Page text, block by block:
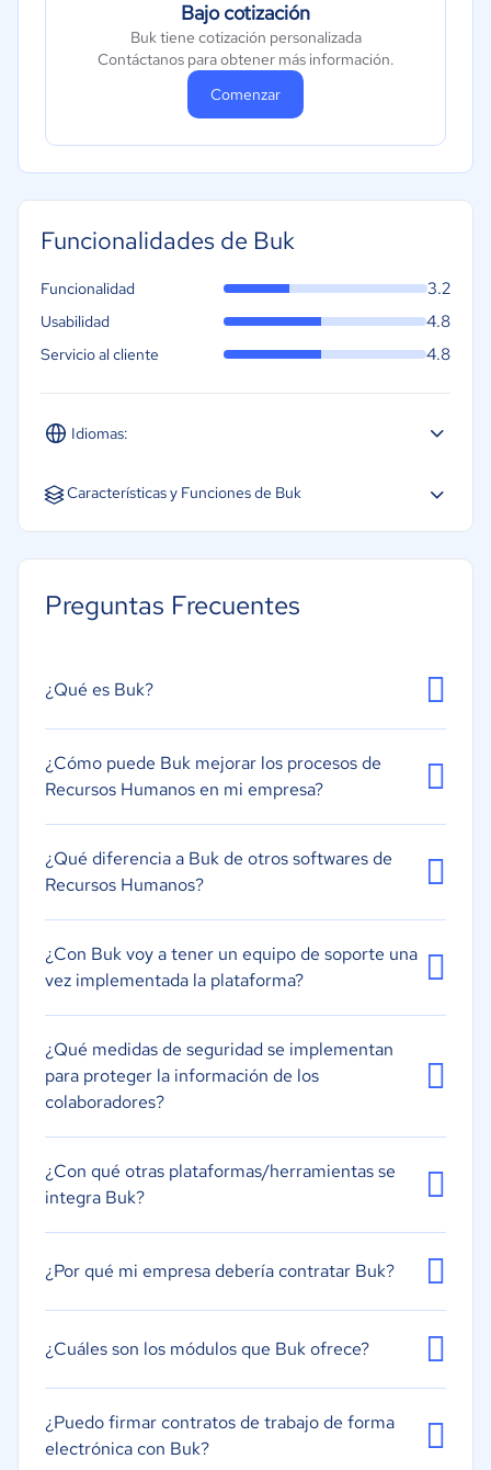
Bajo cotización
Buk tiene cotización personalizada
Contáctanos para obtener más información.
Comenzar
Funcionalidades de Buk
Idiomas:
Español Inglés Portugués
Funcionalidad 3.2
Usabilidad 4.8
Servicio al cliente 4.8
Características y Funciones de Buk
Gestión de impuestos
Comunicación interna
Contratación de personal
Gestión de ausencias
Gestión de nóminas
Gestión de beneficios y compensaciones
Gestión del desempeño
Gestión de selección de personal
Perfiles de empleados
Preguntas Frecuentes
¿Qué es Buk?
¿Cómo puede Buk mejorar los procesos de
Recursos Humanos en mi empresa?
¿Qué diferencia a Buk de otros softwares de
Recursos Humanos?
¿Con Buk voy a tener un equipo de soporte una
vez implementada la plataforma?
¿Qué medidas de seguridad se implementan
para proteger la información de los
colaboradores?
¿Con qué otras plataformas/herramientas se
integra Buk?
¿Por qué mi empresa debería contratar Buk?
¿Cuáles son los módulos que Buk ofrece?
¿Puedo firmar contratos de trabajo de forma
electrónica con Buk?